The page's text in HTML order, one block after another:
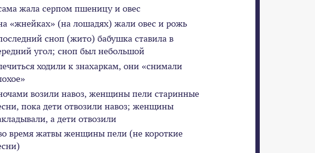
жала серпом пшеницу и овес
«жнейках» (на лошадях) жали овес и рожь
сноп (жито) бабушка ставила в
угол; сноп был небольшой
ходили к знахаркам, они «снимали
возили навоз, женщины пели старинные
пока дети отвозили навоз; женщины
а дети отвозили
время жатвы женщины пели (не короткие